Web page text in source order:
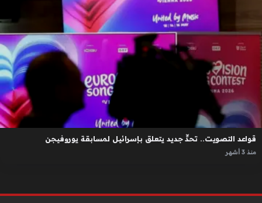
قواعد التصويت.. تحدٍّ جديد يتعلق بإسرائيل لمسابقة يوروفيجن
منذ 3 أشهر